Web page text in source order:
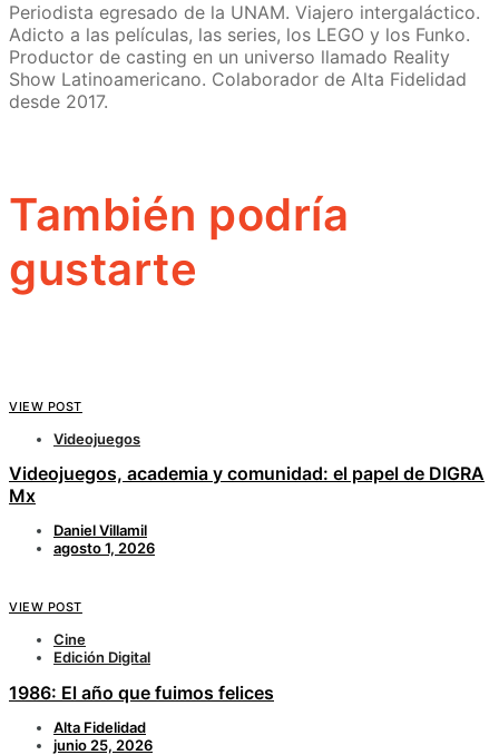
Periodista egresado de la UNAM. Viajero intergaláctico.
Adicto a las películas, las series, los LEGO y los Funko.
Productor de casting en un universo llamado Reality
Show Latinoamericano. Colaborador de Alta Fidelidad
desde 2017.
También podría
gustarte
VIEW POST
Videojuegos
Videojuegos, academia y comunidad: el papel de DIGRA
Mx
Daniel Villamil
agosto 1, 2026
VIEW POST
Cine
Edición Digital
1986: El año que fuimos felices
Alta Fidelidad
junio 25, 2026